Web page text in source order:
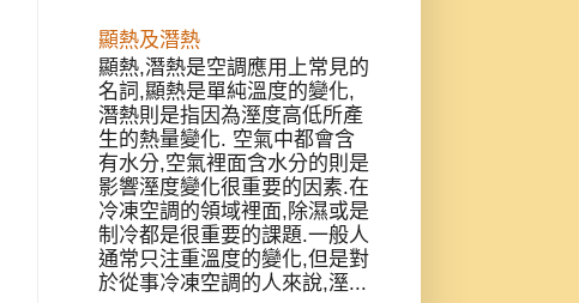
顯熱及潛熱
顯熱,潛熱是空調應用上常見的
名詞,顯熱是單純溫度的變化,
潛熱則是指因為溼度高低所產
生的熱量變化. 空氣中都會含
有水分,空氣裡面含水分的則是
影響溼度變化很重要的因素.在
冷凍空調的領域裡面,除濕或是
制冷都是很重要的課題.一般人
通常只注重溫度的變化,但是對
於從事冷凍空調的人來說,溼...